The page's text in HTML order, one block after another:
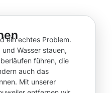
ein echtes Problem.
Wasser stauen,
führen, die
auch das
Mit unserer